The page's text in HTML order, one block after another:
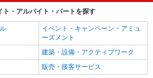
ト・アルバイト・パートを探す
イベント・キャンペーン・アミュ
ーズメント
建築・設備・アクティブワーク
販売・接客サービス